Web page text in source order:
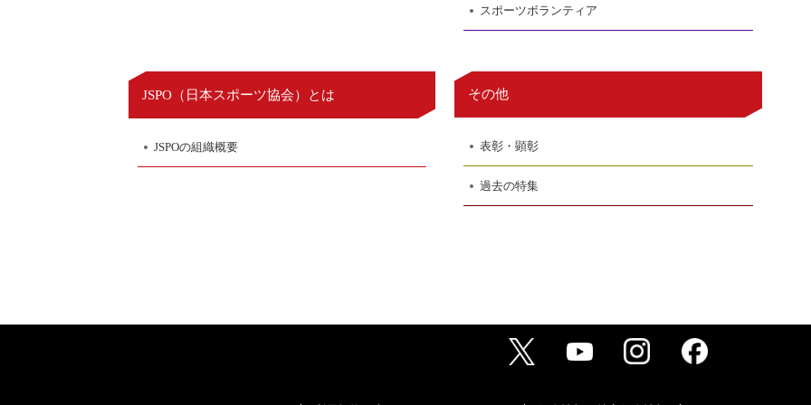
スポーツボランティア
JSPO（ 日本スポーツ協会）とは
JSPOの組織概要
その他
表彰・顕彰
過去の特集